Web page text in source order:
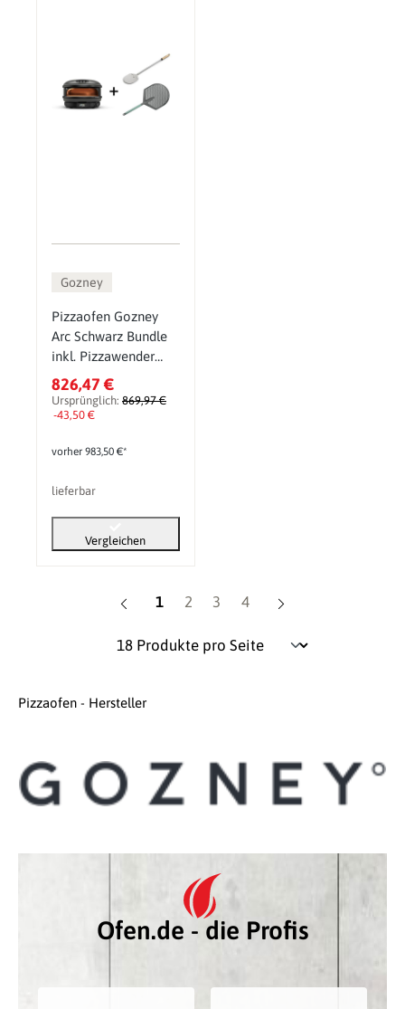
Gozney
Pizzaofen Gozney
Arc Schwarz Bundle
inkl. Pizzawender
und Pizzaheber
826,47 €
Ursprünglich: 869,97 €
-43,50 €
vorher 983,50 €*
lieferbar
Vergleichen
Seite
1 Seite
2 Seite
3 Seite
4
Pizzaofen - Hersteller
Ofen.de - die Profis